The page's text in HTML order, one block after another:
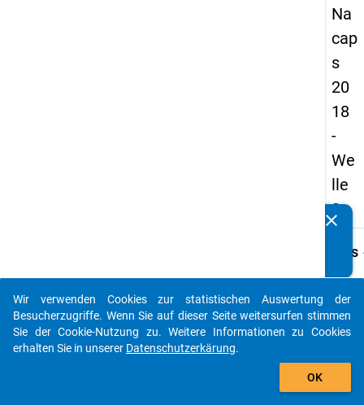
Na
cap
s
20
18
-
We
lle
3
Details
B29
In
clear
auto_stories
add_shopping_cart
Wir verwenden Cookies zur statistischen Auswertung der
Besucherzugriffe. Wenn Sie auf dieser Seite weitersurfen stimmen
Sie der Cookie-Nutzung zu. Weitere Informationen zu Cookies
erhalten Sie in unserer Datenschutzerkärung.
OK